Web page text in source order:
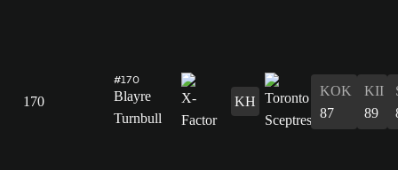
170
#170
Blayre
Turnbull
KH
KOK
87
KII
89